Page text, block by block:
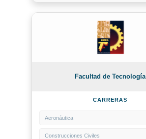
Facultad de Tecnología
CARRERAS
Aeronáutica
Construcciones Civiles